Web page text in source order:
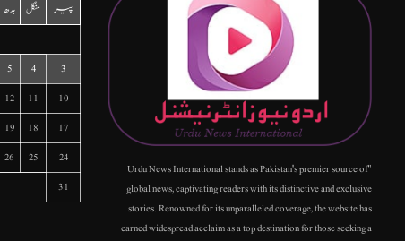
"Urdu News International stands as Pakistan's premier source of
global news, captivating readers with its distinctive and exclusive
stories. Renowned for its unparalleled coverage, the website has
earned widespread acclaim as a top destination for those seeking a
پیر منگل بدھ
3
4
5
10
11
12
17
18
19
24
25
26
31